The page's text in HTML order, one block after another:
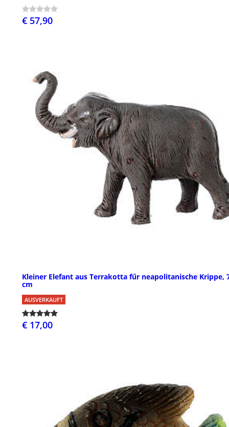
€ 57,90
Kleiner Elefant aus Terrakotta fűr neapolitanische Krippe,
cm
AUSVERKAUFT
€ 17,00